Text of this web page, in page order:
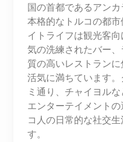
国の首都であるアン
本格的なトルコの都
イトライフは観光客
気の洗練されたバー、
質の高いレストラン
活気に満ちています
ミ通り、チャイヨル
エンターテイメント
コ人の日常的な社交
す。